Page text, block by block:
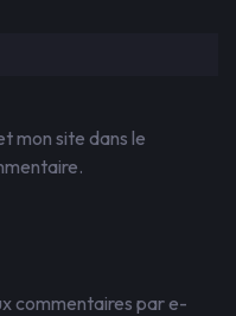
mon site dans le
commentaires par e-